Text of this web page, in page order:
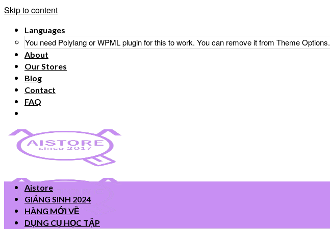
Skip to content
Languages
You need Polylang or WPML plugin for this to work. You can remove it from Theme Options.
About
Our Stores
Blog
Contact
FAQ
Aistore
GIÁNG SINH 2024
HÀNG MỚI VỀ
DỤNG CỤ HỌC TẬP